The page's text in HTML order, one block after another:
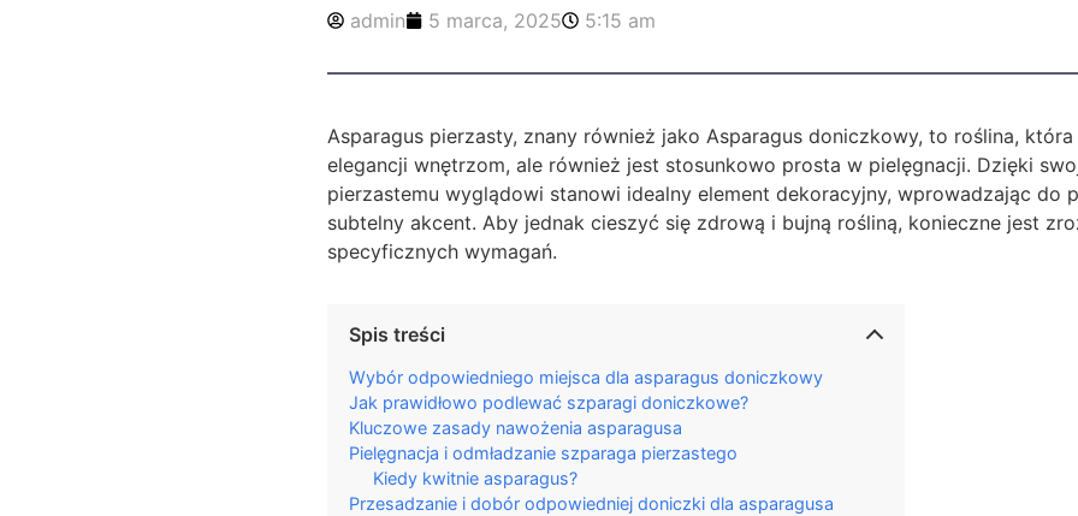
admin 5 marca, 2025 5:15 am
Asparagus pierzasty, znany również jako Asparagus doniczkowy, to roślina,
elegancji wnętrzom, ale również jest stosunkowo prosta w pielęgnacji. Dzięki
pierzastemu wyglądowi stanowi idealny element dekoracyjny, wprowadzając do
subtelny akcent. Aby jednak cieszyć się zdrową i bujną rośliną, konieczne jest
specyficznych wymagań.
Spis treści
Wybór odpowiedniego miejsca dla asparagus doniczkowy
Jak prawidłowo podlewać szparagi doniczkowe?
Kluczowe zasady nawożenia asparagusa
Pielęgnacja i odmładzanie szparaga pierzastego
Kiedy kwitnie asparagus?
Przesadzanie i dobór odpowiedniej doniczki dla asparagusa